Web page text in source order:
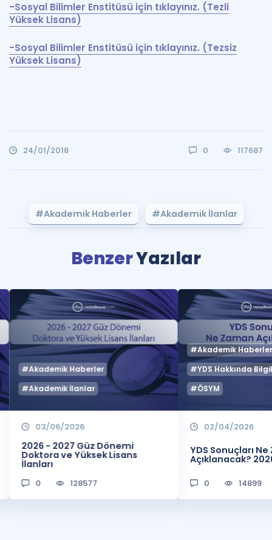
-Sosyal Bilimler Enstitüsü için tıklayınız. (Tezli
Yüksek Lisans)
-Sosyal Bilimler Enstitüsü için tıklayınız. (Tezsiz
Yüksek Lisans)
24/01/2018 0 117687
#Akademik Haberler #Akademik İlanlar
BenzerYazılar
#Akademik Haberler
#Akademik İlanlar
03/06/2026
2026 - 2027 Güz Dönemi
Doktora ve Yüksek Lisans
İlanları
0 128577
#Akademik
#YDS Hakkında
#ÖSYM
02/04/2026
YDS Sonuçları
Açıklanacak?
0 14899